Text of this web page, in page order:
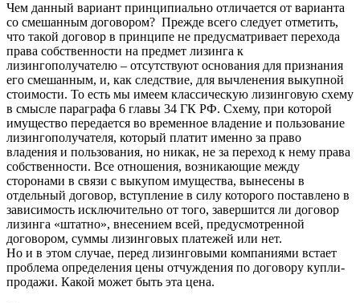
Чем данный вариант принципиально отличается от варианта
со смешанным договором? Прежде всего следует отметить,
что такой договор в принципе не предусматривает перехода
права собственности на предмет лизинга к
лизингополучателю – отсутствуют основания для признания
его смешанным, и, как следствие, для вычленения выкупной
стоимости. То есть мы имеем классическую лизинговую схему
в смысле параграфа 6 главы 34 ГК РФ. Схему, при которой
имущество передается во временное владение и пользование
лизингополучателя, который платит именно за право
владения и пользования, но никак, не за переход к нему права
собственности. Все отношения, возникающие между
сторонами в связи с выкупом имущества, вынесены в
отдельный договор, вступление в силу которого поставлено в
зависимость исключительно от того, завершится ли договор
лизинга «штатно», внесением всей, предусмотренной
договором, суммы лизинговых платежей или нет.
Но и в этом случае, перед лизинговыми компаниями встает
проблема определения цены отчуждения по договору купли-
продажи. Какой может быть эта цена.